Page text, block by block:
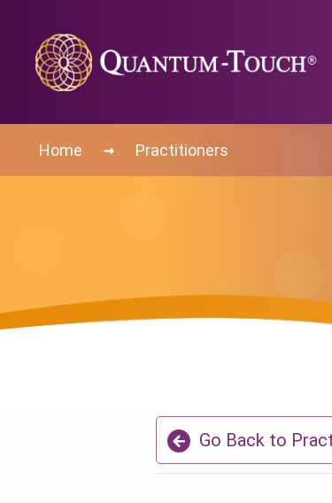
Home → Practitioners
Go Back to